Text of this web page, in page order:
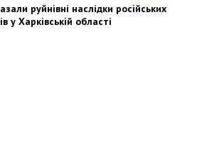
руйнівні наслідки російських
у Харківській області